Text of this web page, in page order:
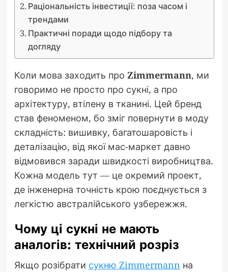
Раціональність інвестиції: поза часом і
трендами
Практичні поради щодо підбору та
догляду
Коли мова заходить про Zimmermann, ми
говоримо не просто про сукні, а про
архітектуру, втілену в тканині. Цей бренд
став феноменом, бо зміг повернути в моду
складність: вишивку, багатошаровість і
деталізацію, від якої мас-маркет давно
відмовився заради швидкості виробництва.
Кожна модель тут — це окремий проект,
де інженерна точність крою поєднується з
легкістю австралійського узбережжя.
Чому ці сукні не мають
аналогів: технічний розріз
Якщо розібрати сукню Zimmermann на